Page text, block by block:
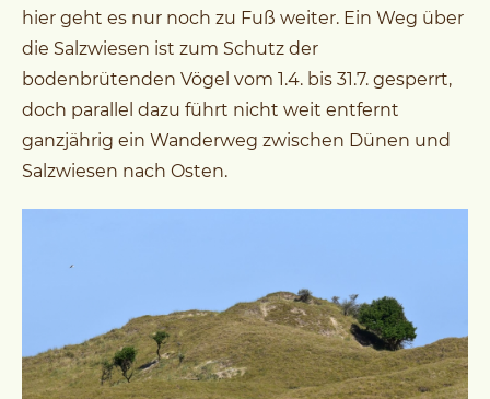
hier geht es nur noch zu Fuß weiter. Ein Weg über
die Salzwiesen ist zum Schutz der
bodenbrütenden Vögel vom 1.4. bis 31.7. gesperrt,
doch parallel dazu führt nicht weit entfernt
ganzjährig ein Wanderweg zwischen Dünen und
Salzwiesen nach Osten.